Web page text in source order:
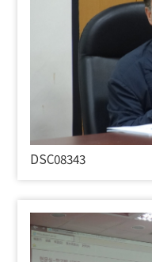
DSC08343